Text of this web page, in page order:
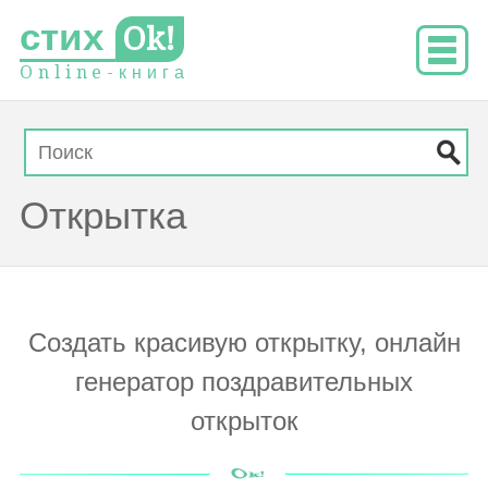
стих Ok!
O n l i n e - к н и г а
Открытка
Создать красивую открытку, онлайн
генератор поздравительных
открыток